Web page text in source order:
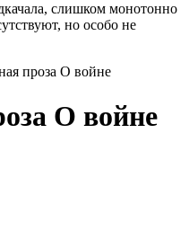
слишком монотонно
но особо не
проза О войне
О войне